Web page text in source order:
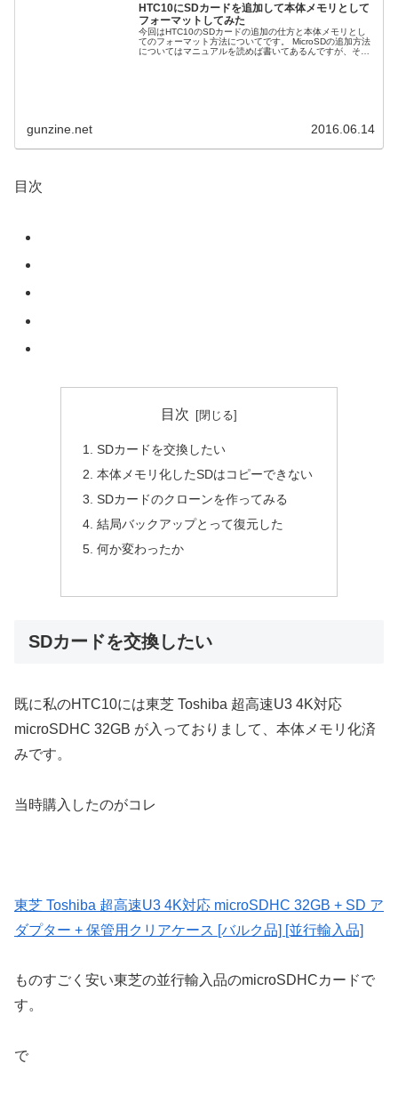
HTC10にSDカードを追加して本体メモリとして
フォーマットしてみた
今回はHTC10のSDカードの追加の仕方と本体メモリとし
てのフォーマット方法についてです。 MicroSDの追加方法
についてはマニュアルを読めば書いてあるんですが、その
gunzine.net 2016.06.14
目次
目次
SDカードを交換したい
本体メモリ化したSDはコピーできない
SDカードのクローンを作ってみる
結局バックアップとって復元した
何か変わったか
SDカードを交換したい
既に私のHTC10には東芝 Toshiba 超高速U3 4K対応
microSDHC 32GB が入っておりまして、本体メモリ化済
みです。
当時購入したのがコレ
東芝 Toshiba 超高速U3 4K対応 microSDHC 32GB + SD ア
ダプター + 保管用クリアケース [バルク品] [並行輸入品]
ものすごく安い東芝の並行輸入品のmicroSDHCカードで
す。
で